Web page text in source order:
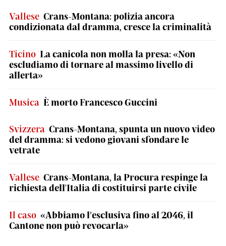
Vallese Crans-Montana: polizia ancora
condizionata dal dramma, cresce la criminalità
Ticino La canicola non molla la presa: «Non
escludiamo di tornare al massimo livello di
allerta»
Musica È morto Francesco Guccini
Svizzera Crans-Montana, spunta un nuovo video
del dramma: si vedono giovani sfondare le
vetrate
Vallese Crans-Montana, la Procura respinge la
richiesta dell'Italia di costituirsi parte civile
Il caso «Abbiamo l’esclusiva fino al 2046, il
Cantone non può revocarla»